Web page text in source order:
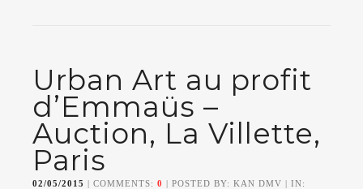
Urban Art au profit
d’Emmaüs –
Auction, La Villette,
Paris
02/05/2015 | COMMENTS: 0 | POSTED BY: KAN DMV | IN: